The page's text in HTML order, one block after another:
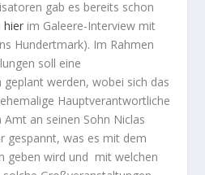
gab es bereits schon
hier im Galeere-Interview mit
Hundertmark). Im Rahmen
soll eine
geplant werden, wobei sich das
Hauptverantwortliche
an seinen Sohn Niclas
gespannt, was es mit dem
geben wird und mit welchen